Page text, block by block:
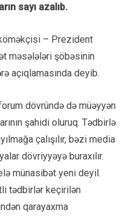
sayı azalıb.
– Prezident
məsələləri şöbəsinin
açıqlamasında deyib.
dövründə də müəyyən
şahidi oluruq. Tədbirlə
çalışılır, bəzi media
dövriyyəyə buraxılır.
münasibət yeni deyil.
tədbirlər keçirilən
qarayaxma